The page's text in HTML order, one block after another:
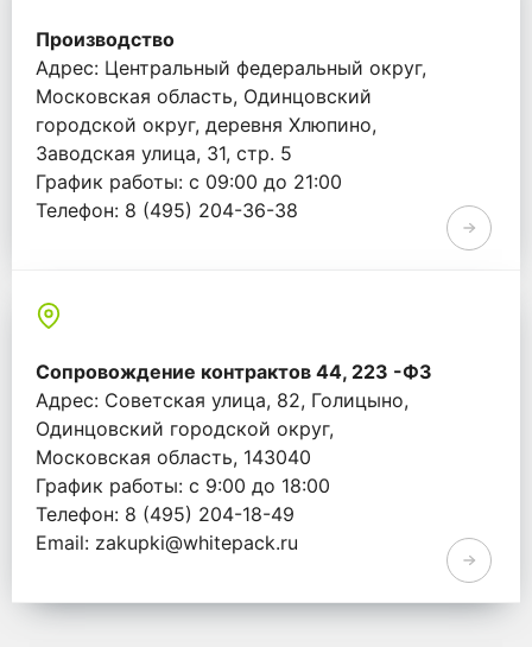
Производство
Адрес: Центральный федеральный округ,
Московская область, Одинцовский
городской округ, деревня Хлюпино,
Заводская улица, 31, стр. 5
График работы: с 09:00 до 21:00
Телефон: 8 (495) 204-36-38
Сопровождение контрактов 44, 223 -ФЗ
Адрес: Советская улица, 82, Голицыно,
Одинцовский городской округ,
Московская область, 143040
График работы: с 9:00 до 18:00
Телефон: 8 (495) 204-18-49
Email: zakupki@whitepack.ru